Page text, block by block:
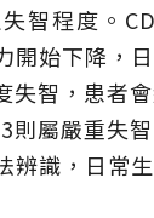
智程度。
開始下降，
失智，患者
則屬嚴重失
辨識，日常